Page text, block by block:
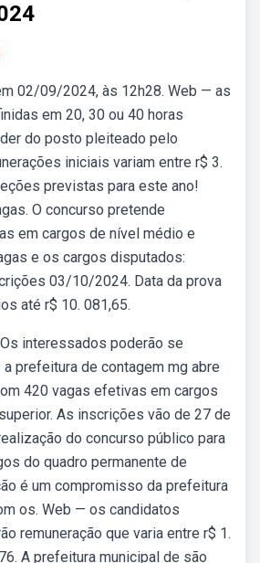
02/09/2024, às 12h28. Web — as
em 20, 30 ou 40 horas
do posto pleiteado pelo
iniciais variam entre r$ 3.
previstas para este ano!
O concurso pretende
em cargos de nível médio e
e os cargos disputados:
03/10/2024. Data da prova
até r$ 10. 081,65.
interessados poderão se
prefeitura de contagem mg abre
420 vagas efetivas em cargos
As inscrições vão de 27 de
do concurso público para
do quadro permanente de
é um compromisso da prefeitura
os. Web — os candidatos
remuneração que varia entre r$ 1.
A prefeitura municipal de são